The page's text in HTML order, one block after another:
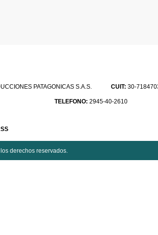
PATAGONICAS S.A.S. CUIT: 30-
TELEFONO: 2945-40-2610
derechos reservados.